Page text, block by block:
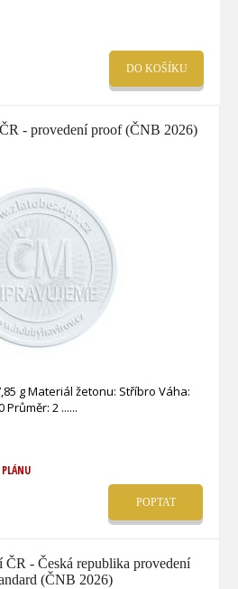
DO KOŠÍKU
- provedení proof (ČNB 2026)
g Materiál žetonu: Stříbro Váha:
Průměr: 2 ...
POPTAT
ČR - Česká republika provedení
(ČNB 2026)